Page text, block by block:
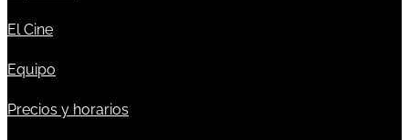
El Cine
Equipo
Precios y horarios